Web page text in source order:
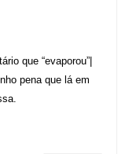
que “evaporou”|
pena que lá em